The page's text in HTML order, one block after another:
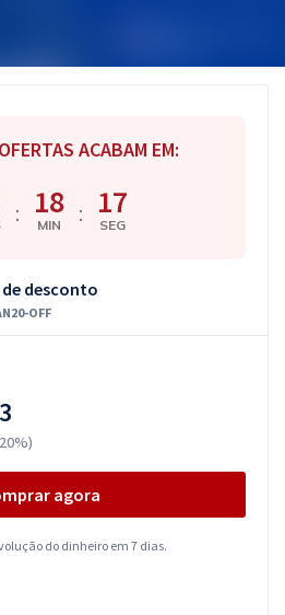
ACABAM EM:
: 18
MIN : 17
SEG
de desconto
OFF
agora
do dinheiro em 7 dias.